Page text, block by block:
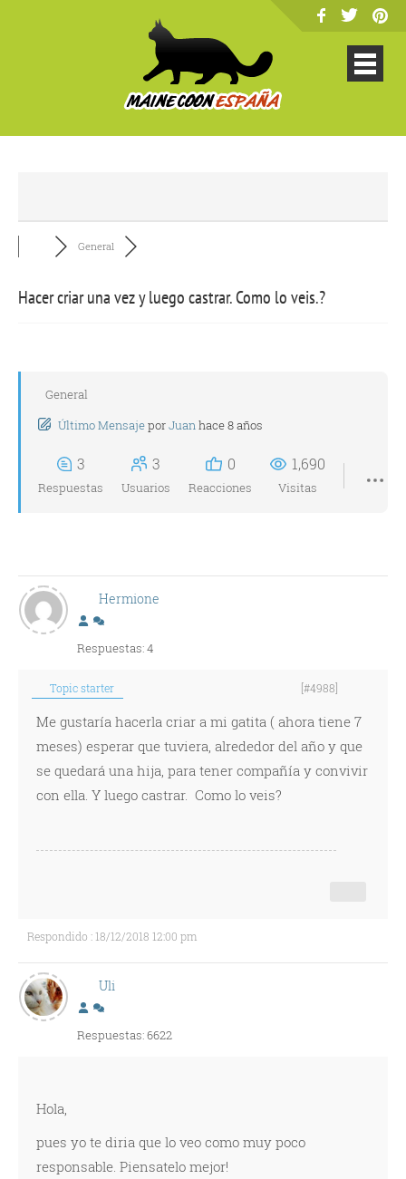
General
Hacer criar una vez y luego castrar. Como lo veis.?
General
Último MensajeporJuanhace 8 años
3
Respuestas
3
Usuarios
0
Reacciones
1,690
Visitas
Hermione
Respuestas: 4
Topic starter [#4988]
Me gustaría hacerla criar a mi gatita ( ahora tiene 7
meses) esperar que tuviera, alrededor del año y que
se quedará una hija, para tener compañía y convivir
con ella. Y luego castrar. Como lo veis?
Respondido : 18/12/2018 12:00 pm
Uli
Respuestas: 6622
Hola,
pues yo te diria que lo veo como muy poco
responsable. Piensatelo mejor!